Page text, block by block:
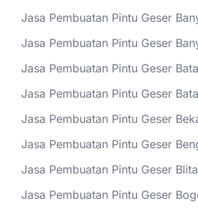
Jasa Pembuatan Pintu Geser
Jasa Pembuatan Pintu Geser
Jasa Pembuatan Pintu Geser
Jasa Pembuatan Pintu Geser
Jasa Pembuatan Pintu Geser
Jasa Pembuatan Pintu Geser
Jasa Pembuatan Pintu Geser
Jasa Pembuatan Pintu Geser